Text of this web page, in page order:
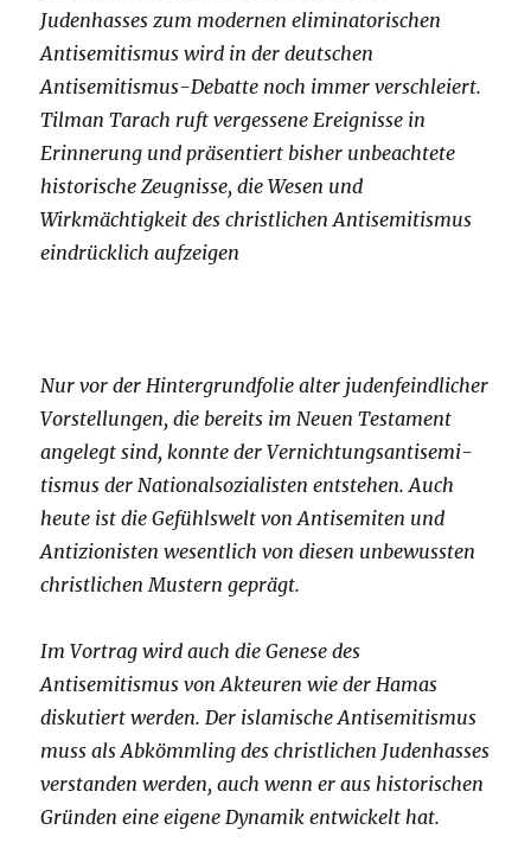
Judenhasses zum moder­nen eliminatorischen
Antisemitismus wird in der deutschen
Antisemitismus-Debatte noch immer verschleiert.
Tilman Tarach ruft vergessene Ereignisse in
Erinnerung und präsentiert bisher unbeachtete
historische Zeugnisse, die Wesen und
Wirkmächtigkeit des christlichen Antisemitismus
eindrücklich aufzeigen
Nur vor der Hintergrundfolie alter judenfeindlicher
Vorstellungen, die bereits im Neuen Testament
angelegt sind, konnte der Vernichtungs­­antisemi­
tismus der Nationalsozialisten entstehen. Auch
heute ist die Gefühlswelt von Antisemiten und
Antizionisten wesentlich von diesen unbewussten
christlichen Mustern geprägt.
Im Vortrag wird auch die Genese des
Antisemitismus von Akteuren wie der Hamas
diskutiert werden. Der islamische Antisemitismus
muss als Abkömmling des christlichen Judenhasses
verstanden werden, auch wenn er aus historischen
Gründen eine eigene Dynamik entwickelt hat.